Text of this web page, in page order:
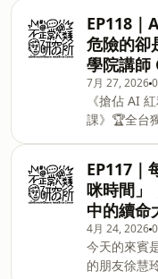
EP118｜
危險的卻
學院講
7月 27, 2026
《搶佔 AI
課》🏆全台
具升級為駕
時代商業規
免錯誤決策
在用的半人
協作◾️突圍
維佈局，打
◾️AI 原生公
EP117｜
咪時間」
中的續
4月 24, 2026
今天的來賓
的朋友徐慧